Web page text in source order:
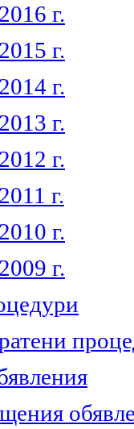
г.
г.
г.
г.
г.
г.
г.
г.